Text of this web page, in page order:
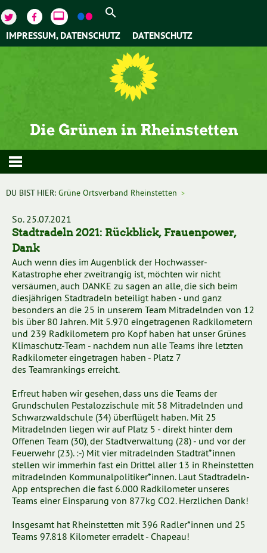
video_label
IMPRESSUM, DATENSCHUTZ DATENSCHUTZ
DU BIST HIER: Grüne Ortsverband Rheinstetten >
So. 25.07.2021
Stadtradeln 2021: Rückblick, Frauenpower,
Dank
Auch wenn dies im Augenblick der Hochwasser-
Katastrophe eher zweitrangig ist, möchten wir nicht
versäumen, auch DANKE zu sagen an alle, die sich beim
diesjährigen Stadtradeln beteiligt haben - und ganz
besonders an die 25 in unserem Team Mitradelnden von 12
bis über 80 Jahren. Mit 5.970 eingetragenen Radkilometern
und 239 Radkilometern pro Kopf haben hat unser Grünes
Klimaschutz-Team - nachdem nun alle Teams ihre letzten
Radkilometer eingetragen haben - Platz 7
des Teamrankings erreicht.
Erfreut haben wir gesehen, dass uns die Teams der
Grundschulen Pestalozzischule mit 58 Mitradelnden und
Schwarzwaldschule (34) überflügelt haben. Mit 25
Mitradelnden liegen wir auf Platz 5 - direkt hinter dem
Offenen Team (30), der Stadtverwaltung (28) - und vor der
Feuerwehr (23). :-) Mit vier mitradelnden Stadträt*innen
stellen wir immerhin fast ein Drittel aller 13 in Rheinstetten
mitradelnden Kommunalpolitiker*innen. Laut Stadtradeln-
App entsprechen die fast 6.000 Radkilometer unseres
Teams einer Einsparung von 877kg CO2. Herzlichen Dank!
Insgesamt hat Rheinstetten mit 396 Radler*innen und 25
Teams 97.818 Kilometer erradelt - Chapeau!